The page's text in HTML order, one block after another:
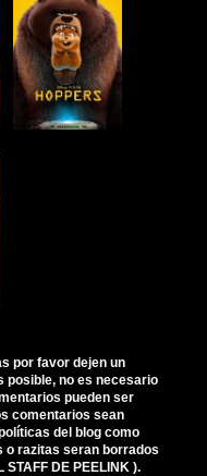
por favor dejen un
posible, no es necesario
pueden ser
comentarios sean
del blog como
o razitas seran borrados
DE PEELINK ).